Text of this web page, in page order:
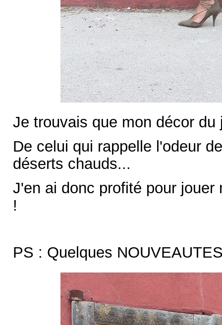
Je trouvais que mon décor
De celui qui rappelle l'odeur
déserts chauds...
J'en ai donc profité pour
!
PS : Quelques